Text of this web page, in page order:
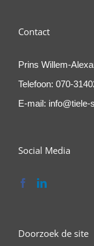
Contact
Prins Willem-
Telefoon: 070-
E-mail: info@tiele-
Social Media
Doorzoek de site